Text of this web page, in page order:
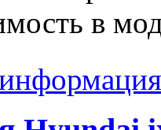
в